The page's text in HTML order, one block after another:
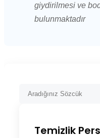
giydirilmesi ve
bulunmaktadır
Temizlik